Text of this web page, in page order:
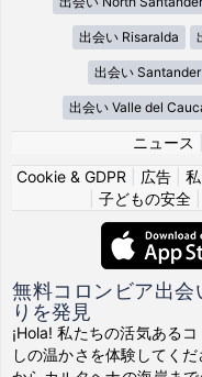
出会い Risaralda
出会い Santander
出会い Valle del
ニュース
Cookie & GDPR
広告
子どもの安全|
無料コロンビア出
りを発見
¡Hola! 私たちの活気ある
しの温かさを体験してく